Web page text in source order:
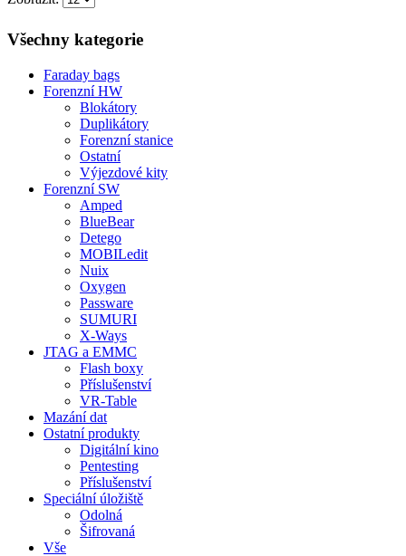
Všechny kategorie
Faraday bags
Forenzní HW
Blokátory
Duplikátory
Forenzní stanice
Ostatní
Výjezdové kity
Forenzní SW
Amped
BlueBear
Detego
MOBILedit
Nuix
Oxygen
Passware
SUMURI
X-Ways
JTAG a EMMC
Flash boxy
Příslušenství
VR-Table
Mazání dat
Ostatní produkty
Digitální kino
Pentesting
Příslušenství
Speciální úložiště
Odolná
Šifrovaná
Vše